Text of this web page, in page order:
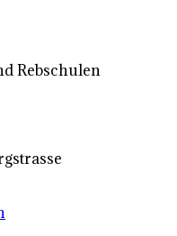
Rebschulen